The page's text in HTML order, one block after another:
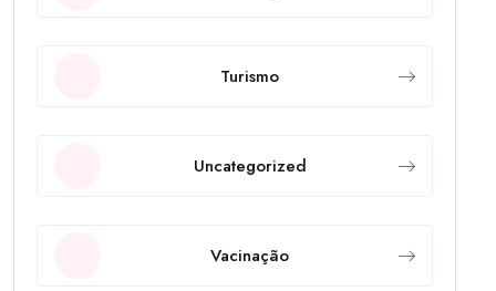
Turismo
Uncategorized
Vacinação